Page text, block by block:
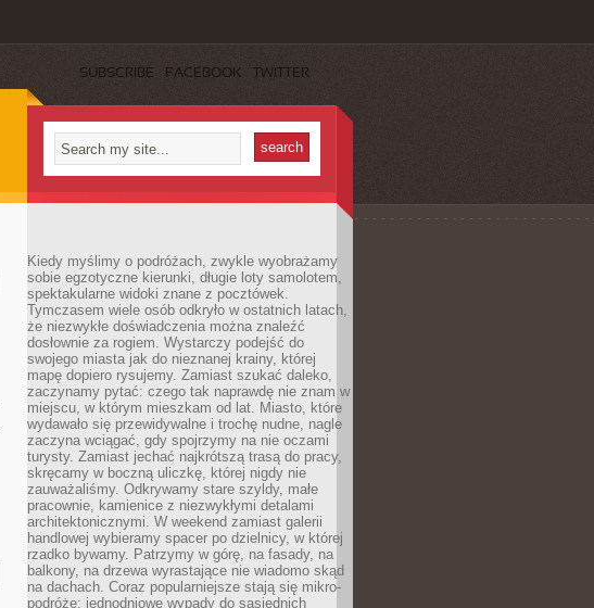
SUBSCRIBE FACEBOOK TWITTER
Kiedy myślimy o podróżach, zwykle wyobrażamy
sobie egzotyczne kierunki, długie loty samolotem,
spektakularne widoki znane z pocztówek.
Tymczasem wiele osób odkryło w ostatnich latach,
że niezwykłe doświadczenia można znaleźć
dosłownie za rogiem. Wystarczy podejść do
swojego miasta jak do nieznanej krainy, której
mapę dopiero rysujemy. Zamiast szukać daleko,
zaczynamy pytać: czego tak naprawdę nie znam w
miejscu, w którym mieszkam od lat. Miasto, które
wydawało się przewidywalne i trochę nudne, nagle
zaczyna wciągać, gdy spojrzymy na nie oczami
turysty. Zamiast jechać najkrótszą trasą do pracy,
skręcamy w boczną uliczkę, której nigdy nie
zauważaliśmy. Odkrywamy stare szyldy, małe
pracownie, kamienice z niezwykłymi detalami
architektonicznymi. W weekend zamiast galerii
handlowej wybieramy spacer po dzielnicy, w której
rzadko bywamy. Patrzymy w górę, na fasady, na
balkony, na drzewa wyrastające nie wiadomo skąd
na dachach. Coraz popularniejsze stają się mikro-
podróże: jednodniowe wypady do sąsiednich